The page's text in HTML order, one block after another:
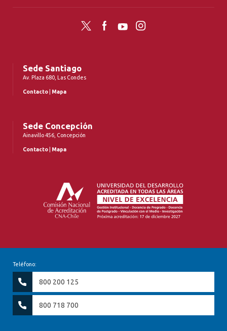
Twitter FacebookYouTubeInstagram
Sede Santiago
Av. Plaza 680, Las Condes
Contacto Mapa
Sede Concepción
Ainavillo 456, Concepción
Contacto Mapa
Teléfono:
800 200 125
800 718 700